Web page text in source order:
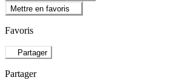
Mettre en favoris
Favoris
Partager
Partager